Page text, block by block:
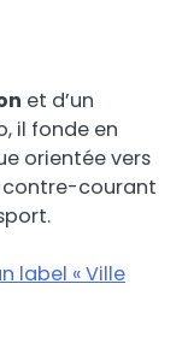
et d’un
il fonde en
orientée vers
contre-courant
label « Ville